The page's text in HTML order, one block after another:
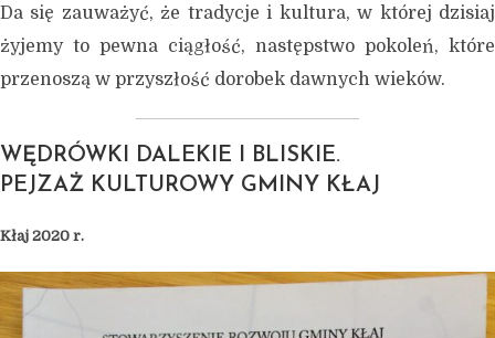
Da się zauważyć, że tradycje i kultura, w której dzisiaj
żyjemy to pewna ciągłość, następstwo pokoleń, które
przenoszą w przyszłość dorobek dawnych wieków.
WĘDRÓWKI DALEKIE I BLISKIE.
PEJZAŻ KULTUROWY GMINY KŁAJ
Kłaj 2020 r.